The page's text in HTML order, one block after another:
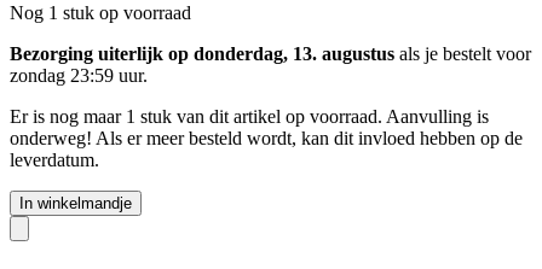
Nog 1 stuk op voorraad
Bezorging uiterlijk op donderdag, 13. augustus als je bestelt voor
zondag 23:59 uur.
Er is nog maar 1 stuk van dit artikel op voorraad. Aanvulling is
onderweg! Als er meer besteld wordt, kan dit invloed hebben op de
leverdatum.
In winkelmandje